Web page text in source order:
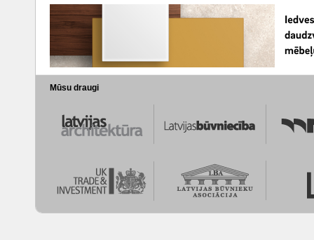
Mūsu draugi